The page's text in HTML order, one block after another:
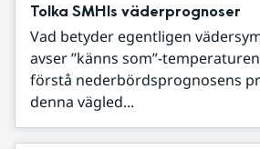
Tolka SMHIs väderprognoser
Vad betyder egentligen
avser ”känns som”-
förstå nederbördsprognosens
denna vägled...